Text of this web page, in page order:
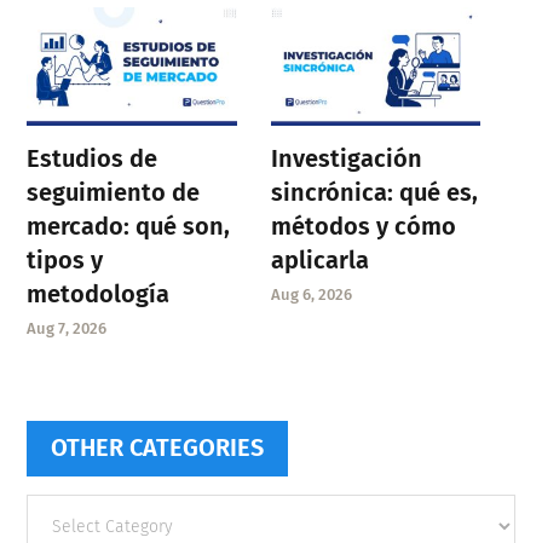
Estudios de
seguimiento de
mercado: qué son,
tipos y
metodología
Aug 7, 2026
Investigación
sincrónica: qué es,
métodos y cómo
aplicarla
Aug 6, 2026
OTHER CATEGORIES
categories